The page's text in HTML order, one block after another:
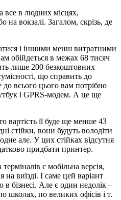
все в людних місцях,
на вокзалі. Загалом, скрізь, де
і іншими менш витратними
обійдеться в межах 68 тисяч
лише 200 безкоштовних
що справить до
до всього цього вам потрібно
і GPRS-модем. А це ще
вартість її буде ще менше 43
стійки, вони будуть володіти
але. У цих стійках відсутня
придбати принтер.
є мобільна версія,
виїзді. І саме цей варіант
бізнесі. Але є один недолік –
школах, по великих офісів і т.